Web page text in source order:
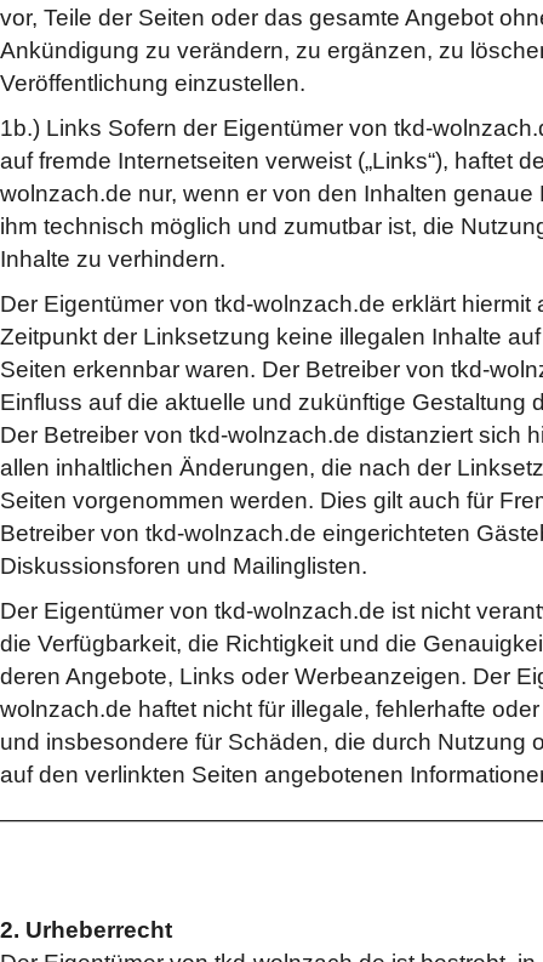
vor, Teile der Seiten oder das gesamte Angebot
Ankündigung zu verändern, zu ergänzen, zu
Veröffentlichung einzustellen.
1b.) Links Sofern der Eigentümer von tkd-
auf fremde Internetseiten verweist („Links“), haftet
wolnzach.de nur, wenn er von den Inhalten genaue
ihm technisch möglich und zumutbar ist, die
Inhalte zu verhindern.
Der Eigentümer von tkd-wolnzach.de erklärt
Zeitpunkt der Linksetzung keine illegalen Inhalte
Seiten erkennbar waren. Der Betreiber von tkd-
Einfluss auf die aktuelle und zukünftige Gestaltung
Der Betreiber von tkd-wolnzach.de distanziert sich
allen inhaltlichen Änderungen, die nach der
Seiten vorgenommen werden. Dies gilt auch für
Betreiber von tkd-wolnzach.de eingerichteten
Diskussionsforen und Mailinglisten.
Der Eigentümer von tkd-wolnzach.de ist nicht
die Verfügbarkeit, die Richtigkeit und die
deren Angebote, Links oder Werbeanzeigen. Der
wolnzach.de haftet nicht für illegale, fehlerhafte
und insbesondere für Schäden, die durch Nutzung
auf den verlinkten Seiten angebotenen
2. Urheberrecht